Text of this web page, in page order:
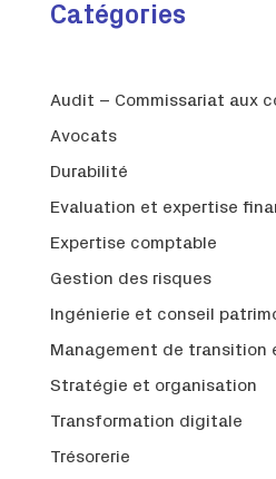
Catégories
Audit – Commissariat aux
Avocats
Durabilité
Evaluation et expertise
Expertise comptable
Gestion des risques
Ingénierie et conseil
Management de transition
Stratégie et organisation
Transformation digitale
Trésorerie